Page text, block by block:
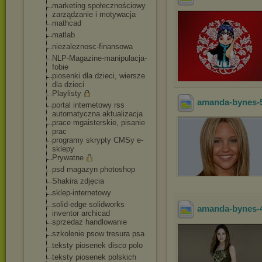
marketing społecznościowy
zarządzanie i motywacja
mathcad
matlab
niezaleznosc-finansowa
NLP-Magazine-manipulacja-
fobie
piosenki dla dzieci, wiersze
dla dzieci
Playlisty
portal internetowy rss
automatyczna aktualizacja
prace mgaisterskie, pisanie
prac
programy skrypty CMSy e-
sklepy
Prywatne
psd magazyn photoshop
Shakira zdjęcia
sklep-internetowy
solid-edge solidworks
inventor archicad
sprzedaz handlowanie
szkolenie psow tresura psa
teksty piosenek disco polo
teksty piosenek polskich
amanda-bynes-
amanda-bynes-